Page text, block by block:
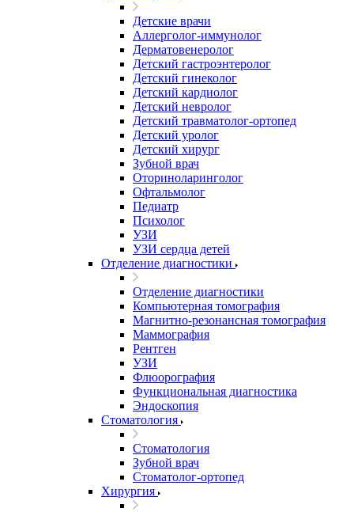
Детские врачи
Аллерголог-иммунолог
Дерматовенеролог
Детский гастроэнтеролог
Детский гинеколог
Детский кардиолог
Детский невролог
Детский травматолог-ортопед
Детский уролог
Детский хирург
Зубной врач
Оториноларинголог
Офтальмолог
Педиатр
Психолог
УЗИ
УЗИ сердца детей
Отделение диагностики
Отделение диагностики
Компьютерная томография
Магнитно-резонансная томография
Маммография
Рентген
УЗИ
Флюорография
Функциональная диагностика
Эндоскопия
Стоматология
Стоматология
Зубной врач
Стоматолог-ортопед
Хирургия